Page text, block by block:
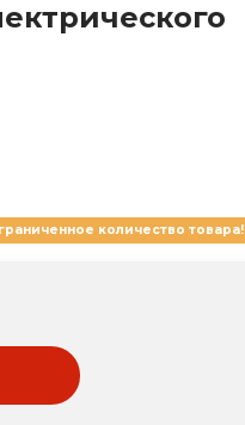
количество товара!